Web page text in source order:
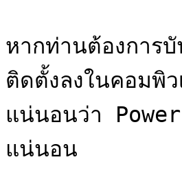
หากท่านต้องการ
ติดตั้งลงในคอมพิ
แน่นอนว่า
แน่นอน